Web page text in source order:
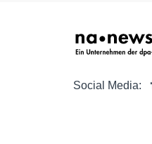
Social Media: